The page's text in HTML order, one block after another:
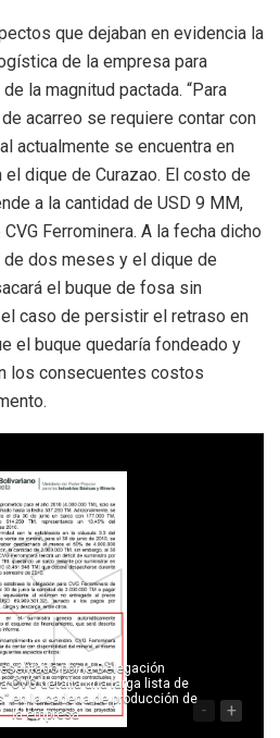
que dejaban en evidencia la
de la empresa para
la magnitud pactada. “Para
acarreo se requiere contar con
actualmente se encuentra en
dique de Curazao. El costo de
a la cantidad de USD 9 MM,
Ferrominera. A la fecha dicho
dos meses y el dique de
el buque de fosa sin
caso de persistir el retraso en
el buque quedaría fondeado y
los consecuentes costos
por la Delegación
CVG detalla una larga lista de
en la cadena de producción de
la empresa
- +